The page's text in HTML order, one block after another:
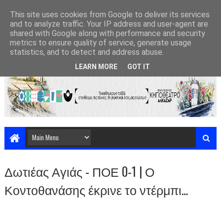
Δωτιέας Αγιάς - ΠΟΕ 0-1 | Ο
Κοντοθανάσης έκρινε το ντέρμπι…
This site uses cookies from Google to deliver its services
and to analyze traffic. Your IP address and user-agent are
shared with Google along with performance and security
metrics to ensure quality of service, generate usage
statistics, and to detect and address abuse.
LEARN MORE GOT IT